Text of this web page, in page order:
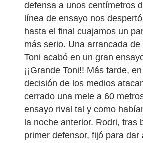
defensa a unos centímetros
línea de ensayo nos
hasta el final cuajamos un
más serio. Una arrancada
Toni acabó en un gran
¡¡Grande Toni!! Más tarde,
decisión de los medios
cerrado una mele a 60
ensayo rival tal y como
la noche anterior. Rodri, tras
primer defensor, fijó para dar